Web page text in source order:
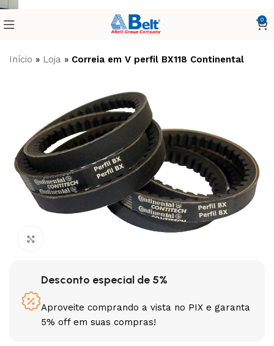
0
Início » Loja » Correia em V perfil BX118 Continental
Desconto especial de 5%
Aproveite comprando a vista no PIX e garanta
5% off em suas compras!